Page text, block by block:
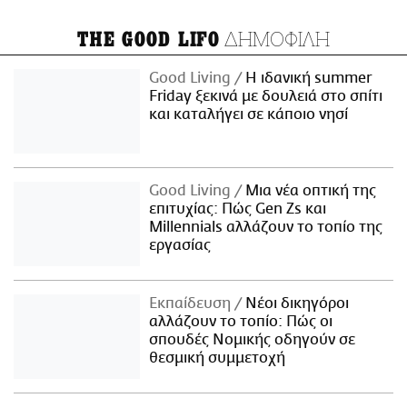
THE GOOD LIFO ΔΗΜΟΦΙΛΗ
Good Living
Η ιδανική summer
Friday ξεκινά με δουλειά στο σπίτι
και καταλήγει σε κάποιο νησί
Good Living
Μια νέα οπτική της
επιτυχίας: Πώς Gen Zs και
Millennials αλλάζουν το τοπίο της
εργασίας
Εκπαίδευση
Νέοι δικηγόροι
αλλάζουν το τοπίο: Πώς οι
σπουδές Νομικής οδηγούν σε
θεσμική συμμετοχή